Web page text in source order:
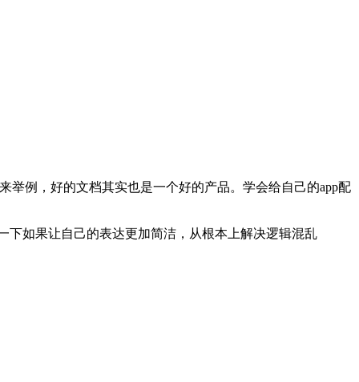
举例，好的文档其实也是一个好的产品。学会给自己的app配
如果让自己的表达更加简洁，从根本上解决逻辑混乱